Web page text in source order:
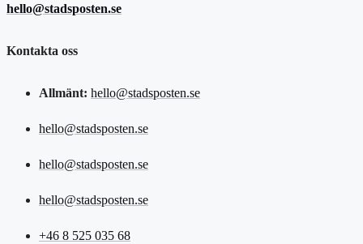
hello@stadsposten.se
Kontakta oss
Allmänt: hello@stadsposten.se
hello@stadsposten.se
hello@stadsposten.se
hello@stadsposten.se
+46 8 525 035 68